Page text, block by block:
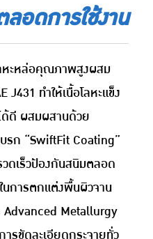
อดการใช้งาน
หะหล่อคุณภาพสูงผสม
J431 ทำให้เนื้อโลหะแข็ง
ด้ดี ผสมผสานด้วย
รก “SwiftFit Coating”
ดเร็วป้องกันสนิมตลอด
นการตกแต่งพื้นผิวจาน
Advanced Metallurgy
รขัดละเอียดกระจายทั่ว